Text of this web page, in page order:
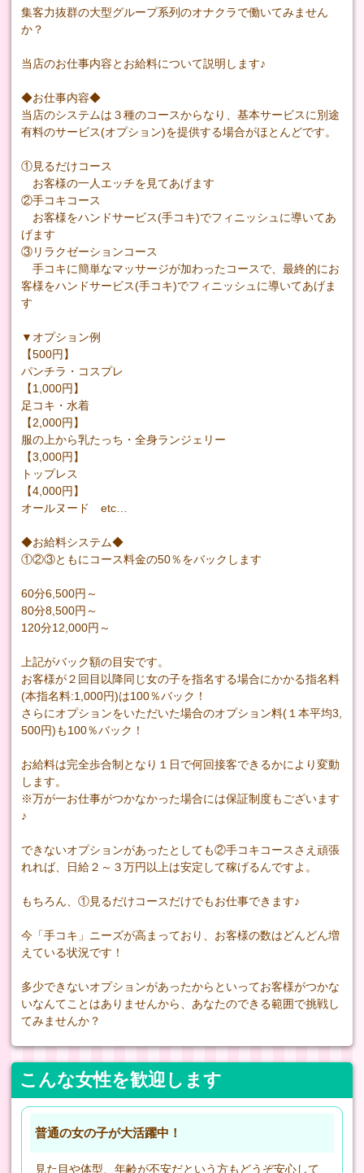
集客力抜群の大型グループ系列のオナクラで働いてみません
か？
当店のお仕事内容とお給料について説明します♪
◆お仕事内容◆
当店のシステムは３種のコースからなり、基本サービスに別途
有料のサービス(オプション)を提供する場合がほとんどです。
①見るだけコース
お客様の一人エッチを見てあげます
②手コキコース
お客様をハンドサービス(手コキ)でフィニッシュに導いてあ
げます
③リラクゼーションコース
手コキに簡単なマッサージが加わったコースで、最終的にお
客様をハンドサービス(手コキ)でフィニッシュに導いてあげま
す
▼オプション例
【500円】
パンチラ・コスプレ
【1,000円】
足コキ・水着
【2,000円】
服の上から乳たっち・全身ランジェリー
【3,000円】
トップレス
【4,000円】
オールヌード etc…
◆お給料システム◆
①②③ともにコース料金の50％をバックします
60分6,500円～
80分8,500円～
120分12,000円～
上記がバック額の目安です。
お客様が２回目以降同じ女の子を指名する場合にかかる指名料
(本指名料:1,000円)は100％バック！
さらにオプションをいただいた場合のオプション料(１本平均3,
500円)も100％バック！
お給料は完全歩合制となり１日で何回接客できるかにより変動
します。
※万が一お仕事がつかなかった場合には保証制度もございます
♪
できないオプションがあったとしても②手コキコースさえ頑張
れれば、日給２～３万円以上は安定して稼げるんですよ。
もちろん、①見るだけコースだけでもお仕事できます♪
今「手コキ」ニーズが高まっており、お客様の数はどんどん増
えている状況です！
多少できないオプションがあったからといってお客様がつかな
いなんてことはありませんから、あなたのできる範囲で挑戦し
てみませんか？
こんな女性を歓迎します
普通の女の子が大活躍中！
見た目や体型、年齢が不安だという方もどうぞ安心して